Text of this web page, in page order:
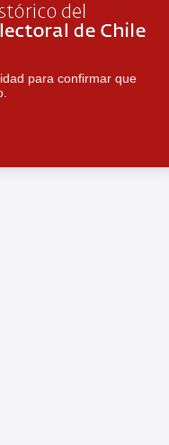
para confirmar que